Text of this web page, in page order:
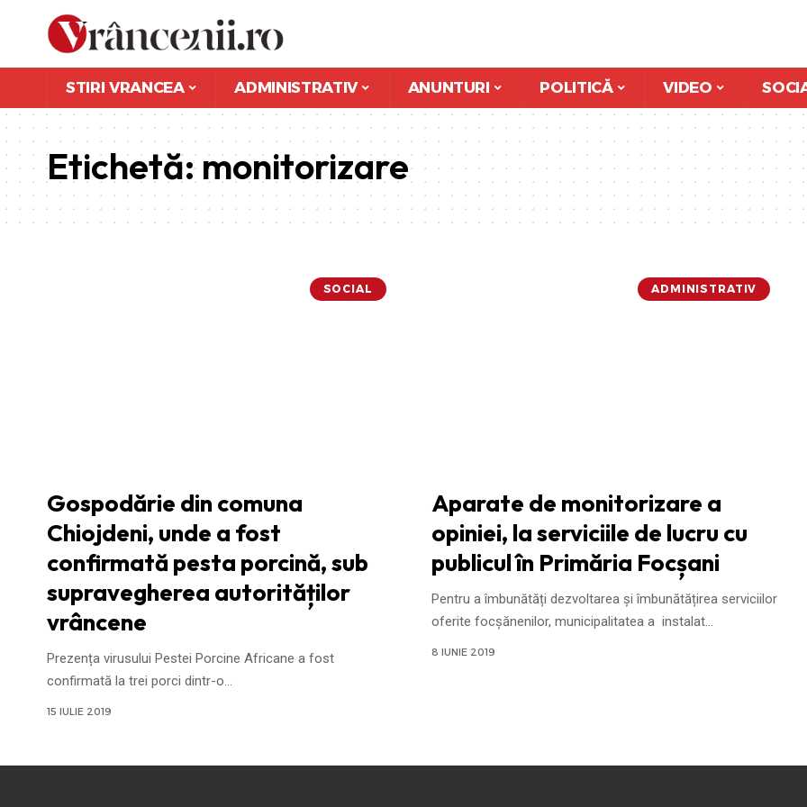
STIRI VRANCEA ADMINISTRATIV ANUNTURI POLITICĂ VIDEO
Etichetă:monitorizare
SOCIAL
Gospodărie din comuna
Chiojdeni, unde a fost
confirmată pesta porcină, sub
supravegherea autorităților
vrâncene
Prezența virusului Pestei Porcine Africane a fost
confirmată la trei porci dintr-o…
15 IULIE 2019
ADMINISTRATIV
Aparate de monitorizare a
opiniei, la serviciile de lucru cu
publicul în Primăria Focșani
Pentru a îmbunătăți dezvoltarea și îmbunătățirea serviciilor
oferite focșănenilor, municipalitatea a instalat…
8 IUNIE 2019